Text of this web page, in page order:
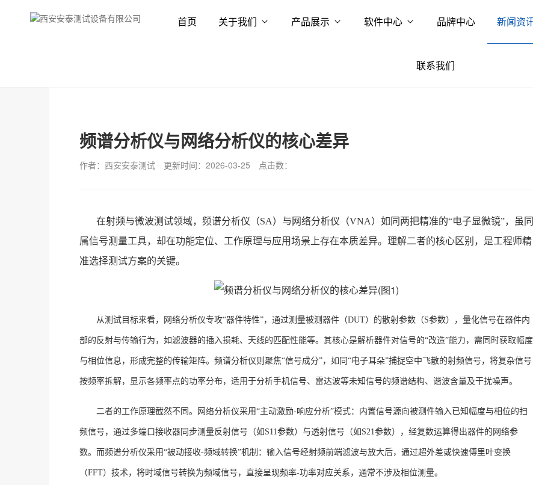
首页 关于我们 产品展示 软件中心 品牌中心 新闻资
联系我们
频谱分析仪与网络分析仪的核心差异
作者：西安安泰测试 更新时间：2026-03-25 点击数：
在射频与微波测试领域，频谱分析仪（SA）与网络分析仪（VNA）如同两把精准的“电子显微镜”，虽同
属信号测量工具，却在功能定位、工作原理与应用场景上存在本质差异。理解二者的核心区别，是工程师精
准选择测试方案的关键。
从测试目标来看，网络分析仪专攻“器件特性”，通过测量被测器件（DUT）的散射参数（S参数），量化信号在器件内
部的反射与传输行为，如滤波器的插入损耗、天线的匹配性能等。其核心是解析器件对信号的“改造”能力，需同时获取幅度
与相位信息，形成完整的传输矩阵。频谱分析仪则聚焦“信号成分”，如同“电子耳朵”捕捉空中飞散的射频信号，将复杂信号
按频率拆解，显示各频率点的功率分布，适用于分析手机信号、雷达波等未知信号的频谱结构、谐波含量及干扰噪声。
二者的工作原理截然不同。网络分析仪采用“主动激励-响应分析”模式：内置信号源向被测件输入已知幅度与相位的扫
频信号，通过多端口接收器同步测量反射信号（如S11参数）与透射信号（如S21参数），经复数运算得出器件的网络参
数。而频谱分析仪采用“被动接收-频域转换”机制：输入信号经射频前端滤波与放大后，通过超外差或快速傅里叶变换
（FFT）技术，将时域信号转换为频域信号，直接呈现频率-功率对应关系，通常不涉及相位测量。